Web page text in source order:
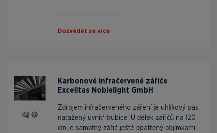
Dozvědět se více
Karbonové infračervené zářiče
Excelitas Noblelight GmbH
Zdrojem infračerveného záření je uhlíkový pás
natažený uvnitř trubice. U délek zářičů na 120
cm je samotný zářič ještě opatřený objímkami